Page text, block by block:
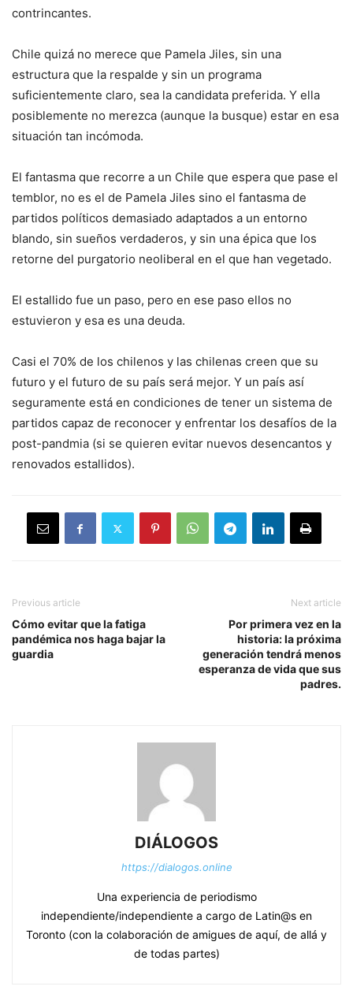
contrincantes.
Chile quizá no merece que Pamela Jiles, sin una
estructura que la respalde y sin un programa
suficientemente claro, sea la candidata preferida. Y ella
posiblemente no merezca (aunque la busque) estar en esa
situación tan incómoda.
El fantasma que recorre a un Chile que espera que pase el
temblor, no es el de Pamela Jiles sino el fantasma de
partidos políticos demasiado adaptados a un entorno
blando, sin sueños verdaderos, y sin una épica que los
retorne del purgatorio neoliberal en el que han vegetado.
El estallido fue un paso, pero en ese paso ellos no
estuvieron y esa es una deuda.
Casi el 70% de los chilenos y las chilenas creen que su
futuro y el futuro de su país será mejor. Y un país así
seguramente está en condiciones de tener un sistema de
partidos capaz de reconocer y enfrentar los desafíos de la
post-pandmia (si se quieren evitar nuevos desencantos y
renovados estallidos).
Previous article
Cómo evitar que la fatiga
pandémica nos haga bajar la
guardia
Next article
Por primera vez en la
historia: la próxima
generación tendrá menos
esperanza de vida que sus
padres.
DIÁLOGOS
https://dialogos.online
Una experiencia de periodismo
independiente/independiente a cargo de Latin@s en
Toronto (con la colaboración de amigues de aquí, de allá y
de todas partes)